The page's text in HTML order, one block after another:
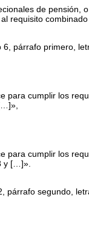
de pensión,
requisito combinado
6, párrafo primero,
para cumplir los
para cumplir los
y […]».
párrafo segundo,